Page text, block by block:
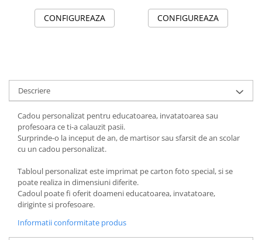
CONFIGUREAZA CONFIGUREAZA
Descriere
Cadou personalizat pentru educatoarea, invatatoarea sau
profesoara ce ti-a calauzit pasii.
Surprinde-o la inceput de an, de martisor sau sfarsit de an scolar
cu un cadou personalizat.
Tabloul personalizat este imprimat pe carton foto special, si se
poate realiza in dimensiuni diferite.
Cadoul poate fi oferit doameni educatoarea, invatatoare,
diriginte si profesoare.
Informatii conformitate produs